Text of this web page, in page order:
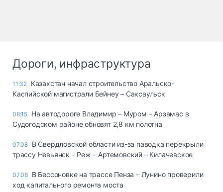
Дороги, инфраструктура
11:32 Казахстан начал строительство Аральско-
Каспийской магистрали Бейнеу – Саксаульск
08:15 На автодороге Владимир – Муром – Арзамас в
Судогодском районе обновят 2,8 км полотна
07.08 В Свердловской области из-за паводка перекрыли
трассу Невьянск – Реж – Артемовский – Килачевское
07.08 В Бессоновке на трассе Пенза – Лунино проверили
ход капитального ремонта моста